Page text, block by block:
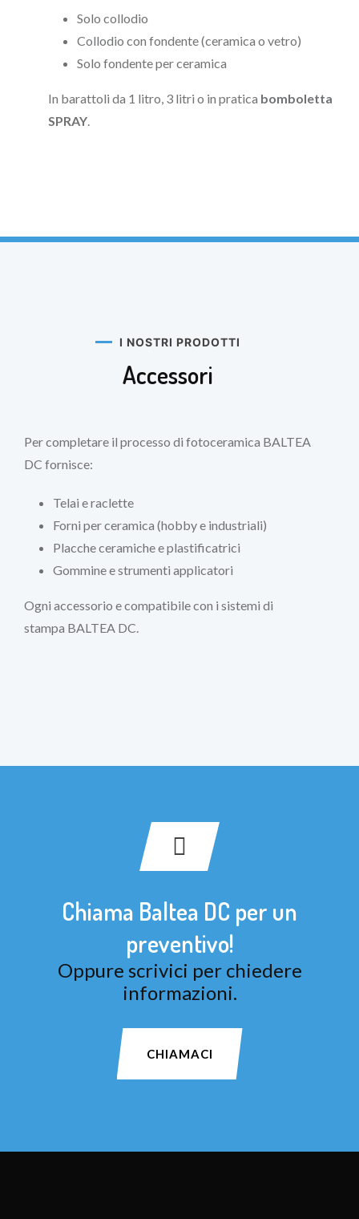
Solo collodio
Collodio con fondente (ceramica o vetro)
Solo fondente per ceramica
In barattoli da 1 litro, 3 litri o in pratica bomboletta
SPRAY.
I NOSTRI PRODOTTI
Accessori
Per completare il processo di fotoceramica BALTEA
DC fornisce:
Telai e raclette
Forni per ceramica (hobby e industriali)
Placche ceramiche e plastificatrici
Gommine e strumenti applicatori
Ogni accessorio e compatibile con i sistemi di
stampa BALTEA DC.
Chiama Baltea DC per un
preventivo!
Oppure scrivici per chiedere
informazioni.
CHIAMACI